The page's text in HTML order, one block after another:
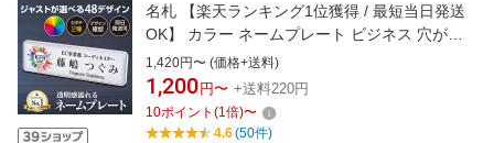
名札 【楽天ランキング1位獲得 / 最短当日発送
OK】 カラー ネームプレート ビジネス 穴が開
かない ネオジウム磁石 選べる2サイズ 豊富なデ
ザイン48種 レイアウト自由 選べる3書体 マグ
ネット クリップ 安全ピン 明朝 ゴシック 丸ゴシ
ック ロゴカラー きれい オシャレ
1,420円〜 (価格+送料)
1,200 円〜 +送料220円
10ポイント (1倍)〜
4.6(50件)